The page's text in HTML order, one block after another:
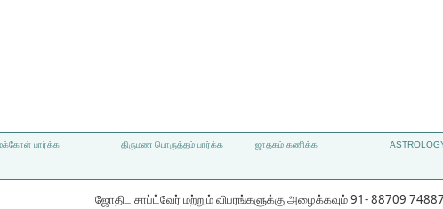
பார்க்க திருமண பொருத்தம் பார்க்க ஜாதகம் கணிக்க
ஜோதிட சாப்ட்வேர் மற்றும் விபரங்களுக்கு அழைக்கவும் 91- 88709